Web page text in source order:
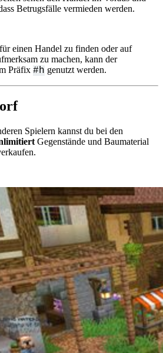
Betrugsfälle vermieden werden.
einen Handel zu finden oder auf
zu machen, kann der
Präfix #h genutzt werden.
Spielern kannst du bei den
Gegenstände und Baumaterial